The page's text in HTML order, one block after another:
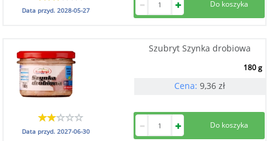
Data przyd.2028-05-27
Szubryt Szynka drobiowa
180 g
Cena: 9,36 zł
Data przyd.2027-06-30